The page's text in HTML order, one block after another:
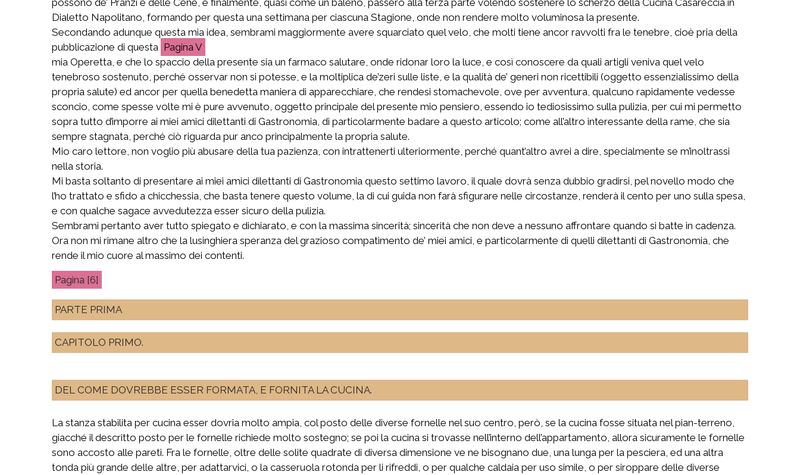
Dialetto Napolitano, formando per questa una settimana per ciascuna Stagione, onde non rendere molto voluminosa la presente.
Secondando adunque questa mia idea, sembrami maggiormente avere squarciato quel velo, che molti tiene ancor ravvolti fra le tenebre, cioè pria della
pubblicazione di questa
V
mia Operetta, e che lo spaccio della presente sia un farmaco salutare, onde ridonar loro la luce, e così conoscere da quali artigli veniva quel velo
tenebroso sostenuto, perché osservar non si potesse, e la moltiplica de’zeri sulle liste, e la qualità de’ generi non ricettibili (oggetto essenzialissimo della
propria salute) ed ancor per quella benedetta maniera di apparecchiare, che rendesi stomachevole, ove per avventura, qualcuno rapidamente vedesse
sconcio, come spesse volte mi è pure avvenuto, oggetto principale del presente mio pensiero, essendo io tediosissimo sulla pulizia, per cui mi permetto
sopra tutto d’imporre ai miei amici dilettanti di Gastronomia, di particolarmente badare a questo articolo; come all’altro interessante della rame, che sia
sempre stagnata, perché ciò riguarda pur anco principalmente la propria salute.
Mio caro lettore, non voglio più abusare della tua pazienza, con intrattenerti ulteriormente, perché quant’altro avrei a dire, specialmente se m’inoltrassi
nella storia.
Mi basta soltanto di presentare ai miei amici dilettanti di Gastronomia questo settimo lavoro, il quale dovrà senza dubbio gradirsi, pel novello modo che
l’ho trattato e sfido a chicchessia, che basta tenere questo volume, la di cui guida non farà sfigurare nelle circostanze, renderà il cento per uno sulla spesa,
e con qualche sagace avvedutezza esser sicuro della pulizia.
Sembrami pertanto aver tutto spiegato e dichiarato, e con la massima sincerità; sincerità che non deve a nessuno affrontare quando si batte in cadenza.
Ora non mi rimane altro che la lusinghiera speranza del grazioso compatimento de’ miei amici, e particolarmente di quelli dilettanti di Gastronomia, che
rende il mio cuore al massimo dei contenti.
[6]
PARTE PRIMA
CAPITOLO PRIMO.
DEL COME DOVREBBE ESSER FORMATA, E FORNITA LA CUCINA.
La stanza stabilita per cucina esser dovria molto ampia, col posto delle diverse fornelle nel suo centro, però, se la cucina fosse situata nel pian-terreno,
giacché il descritto posto per le fornelle richiede molto sostegno; se poi la cucina si trovasse nell’interno dell’appartamento, allora sicuramente le fornelle
sono accosto alle pareti. Fra le fornelle, oltre delle solite quadrate di diversa dimensione ve ne bisognano due, una lunga per la pesciera, ed una altra
tonda più grande delle altre, per adattarvici, o la casseruola rotonda per li rifreddi, o per qualche caldaia per uso simile, o per siroppare delle diverse